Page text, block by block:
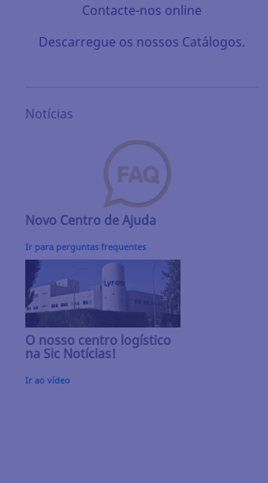
Contacte-nos online
Descarregue os nossos Catálogos.
Notícias
Novo Centro de Ajuda
Ir para perguntas frequentes
O nosso centro logístico
na Sic Notícias!
Ir ao vídeo